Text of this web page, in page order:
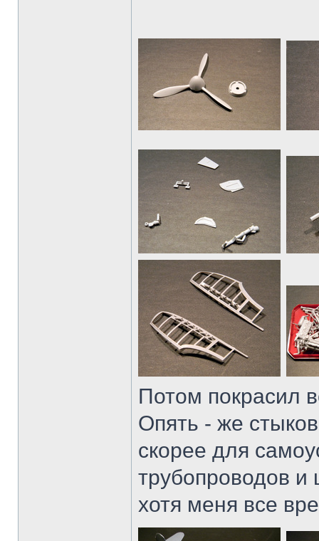
Потом покрасил
Опять - же
скорее для
трубопроводов и
хотя меня все